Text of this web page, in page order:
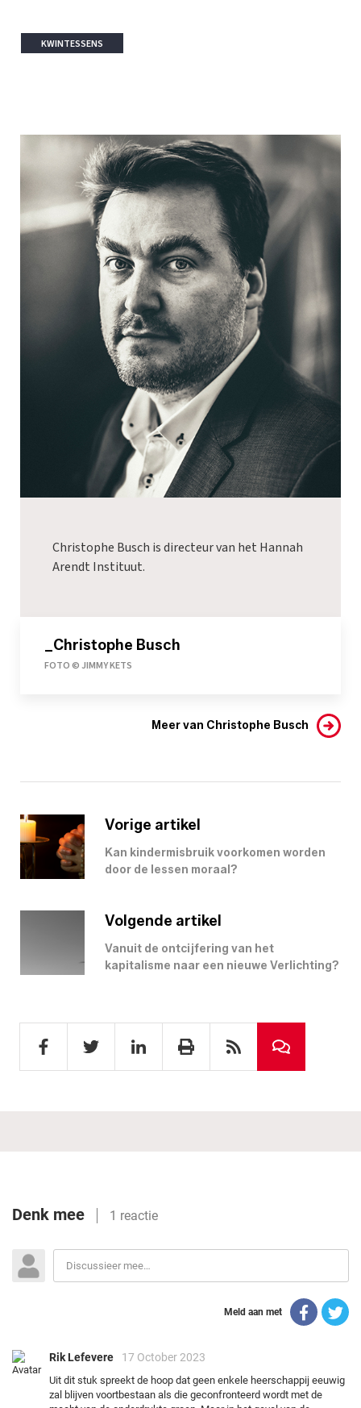
KWINTESSENS
Christophe Busch is directeur van het Hannah
Arendt Instituut.
_Christophe Busch
FOTO © JIMMY KETS
Meer van Christophe Busch
Vorige artikel
Kan kindermisbruik voorkomen worden
door de lessen moraal?
Volgende artikel
Vanuit de ontcijfering van het
kapitalisme naar een nieuwe Verlichting?